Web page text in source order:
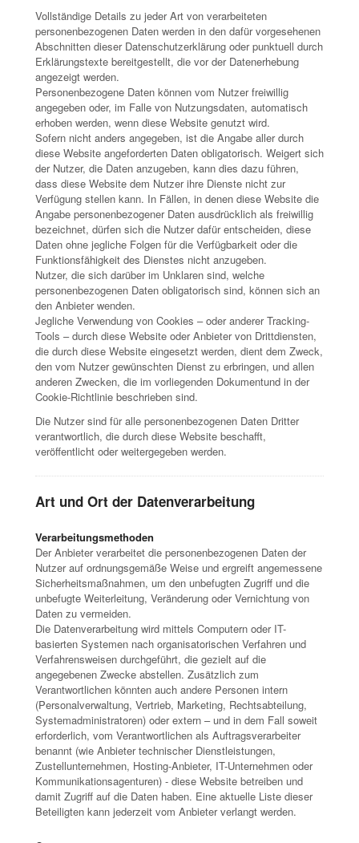
Vollständige Details zu jeder Art von verarbeiteten
personenbezogenen Daten werden in den dafür vorgesehenen
Abschnitten dieser Datenschutzerklärung oder punktuell durch
Erklärungstexte bereitgestellt, die vor der Datenerhebung
angezeigt werden.
Personenbezogene Daten können vom Nutzer freiwillig
angegeben oder, im Falle von Nutzungsdaten, automatisch
erhoben werden, wenn diese Website genutzt wird.
Sofern nicht anders angegeben, ist die Angabe aller durch
diese Website angeforderten Daten obligatorisch. Weigert sich
der Nutzer, die Daten anzugeben, kann dies dazu führen,
dass diese Website dem Nutzer ihre Dienste nicht zur
Verfügung stellen kann. In Fällen, in denen diese Website die
Angabe personenbezogener Daten ausdrücklich als freiwillig
bezeichnet, dürfen sich die Nutzer dafür entscheiden, diese
Daten ohne jegliche Folgen für die Verfügbarkeit oder die
Funktionsfähigkeit des Dienstes nicht anzugeben.
Nutzer, die sich darüber im Unklaren sind, welche
personenbezogenen Daten obligatorisch sind, können sich an
den Anbieter wenden.
Jegliche Verwendung von Cookies – oder anderer Tracking-
Tools – durch diese Website oder Anbieter von Drittdiensten,
die durch diese Website eingesetzt werden, dient dem Zweck,
den vom Nutzer gewünschten Dienst zu erbringen, und allen
anderen Zwecken, die im vorliegenden Dokumentund in der
Cookie-Richtlinie beschrieben sind.
Die Nutzer sind für alle personenbezogenen Daten Dritter
verantwortlich, die durch diese Website beschafft,
veröffentlicht oder weitergegeben werden.
Art und Ort der Datenverarbeitung
Verarbeitungsmethoden
Der Anbieter verarbeitet die personenbezogenen Daten der
Nutzer auf ordnungsgemäße Weise und ergreift angemessene
Sicherheitsmaßnahmen, um den unbefugten Zugriff und die
unbefugte Weiterleitung, Veränderung oder Vernichtung von
Daten zu vermeiden.
Die Datenverarbeitung wird mittels Computern oder IT-
basierten Systemen nach organisatorischen Verfahren und
Verfahrensweisen durchgeführt, die gezielt auf die
angegebenen Zwecke abstellen. Zusätzlich zum
Verantwortlichen könnten auch andere Personen intern
(Personalverwaltung, Vertrieb, Marketing, Rechtsabteilung,
Systemadministratoren) oder extern – und in dem Fall soweit
erforderlich, vom Verantwortlichen als Auftragsverarbeiter
benannt (wie Anbieter technischer Dienstleistungen,
Zustellunternehmen, Hosting-Anbieter, IT-Unternehmen oder
Kommunikationsagenturen) - diese Website betreiben und
damit Zugriff auf die Daten haben. Eine aktuelle Liste dieser
Beteiligten kann jederzeit vom Anbieter verlangt werden.